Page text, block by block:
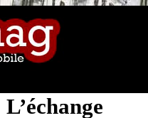
L’échange